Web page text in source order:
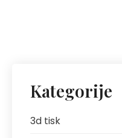
Kategorije
3d tisk